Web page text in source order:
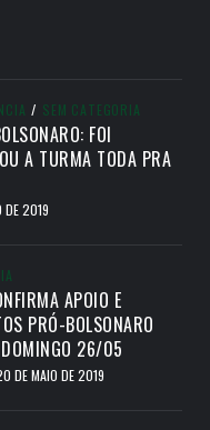
/ SEM CATEGORIA
FOI
A TURMA TODA PRA
DE 2019
APOIO E
PRÓ-BOLSONARO
26/05
DE MAIO DE 2019